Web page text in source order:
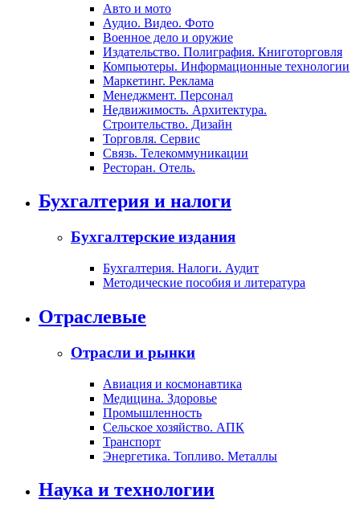
Авто и мото
Аудио. Видео. Фото
Военное дело и оружие
Издательство. Полиграфия. Книготорговля
Компьютеры. Информационные технологии
Маркетинг. Реклама
Менеджмент. Персонал
Недвижимость. Архитектура.
Строительство. Дизайн
Торговля. Сервис
Связь. Телекоммуникации
Ресторан. Отель.
Бухгалтерия и налоги
Бухгалтерские издания
Бухгалтерия. Налоги. Аудит
Методические пособия и литература
Отраслевые
Отрасли и рынки
Авиация и космонавтика
Медицина. Здоровье
Промышленность
Сельское хозяйство. АПК
Транспорт
Энергетика. Топливо. Металлы
Наука и технологии